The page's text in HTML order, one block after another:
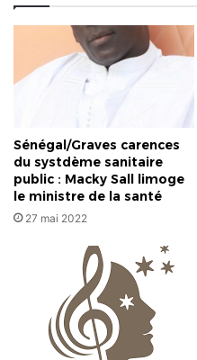
Sénégal/Graves carences
du systdème sanitaire
public : Macky Sall limoge
le ministre de la santé
27 mai 2022